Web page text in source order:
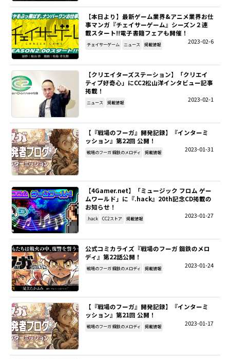
SITEMAP
EN
【本日より】最新ゲーム業界&アニメ業界お仕
事マンガ『チェイサーゲーム』シーズン２連
載スタート!!電子書籍フェアも開催！
2023-02-6
チェイサーゲーム ニュース 掲載情報
【クリエイターズステーション】「クリエイ
ティブ好奇心」にCC2松山洋インタビュー記事
掲載！
2023-02-1
ニュース 掲載情報
【『戦場のフーガ』開発記録】『インターミ
ッション』第22回 公開！
2023-01-31
戦場のフーガ 鋼鉄のメロディ 掲載情報
【4Gamer.net】「ミュージック フロム ゲー
ムワールド」に『.hack』20th記念CD掲載の
お知らせ！
2023-01-27
.hack CC2ストア 掲載情報
公式コミカライズ『戦場のフーガ 鋼鉄のメロ
ディ』第22話公開！
2023-01-24
戦場のフーガ 鋼鉄のメロディ 掲載情報
【『戦場のフーガ』開発記録】『インターミ
ッション』第21回 公開！
2023-01-17
戦場のフーガ 鋼鉄のメロディ 掲載情報